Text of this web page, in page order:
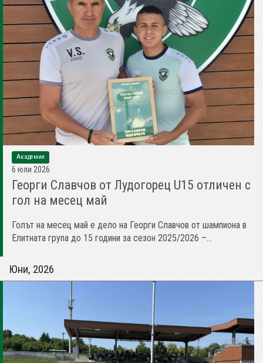
Академия
6 юли 2026
Георги Славчов от Лудогорец U15 отличен с
гол на месец май
Голът на месец май е дело на Георги Славчов от шампиона в
Елитната група до 15 години за сезон 2025/2026 –...
Юни, 2026